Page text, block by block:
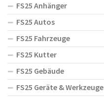
FS25 Anhänger
FS25 Autos
FS25 Fahrzeuge
FS25 Kutter
FS25 Gebäude
FS25 Geräte & Werkzeuge